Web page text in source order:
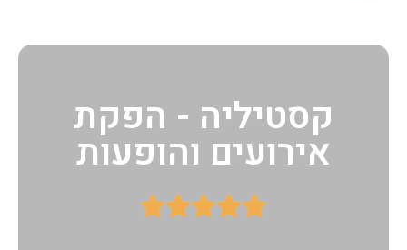
קסטיליה - הפקת
אירועים והופעות




